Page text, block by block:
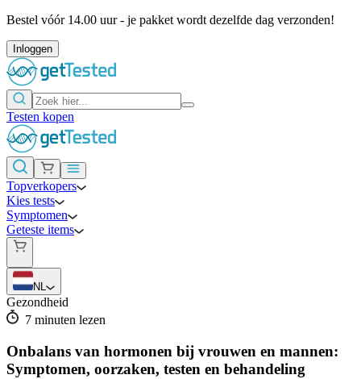
Bestel vóór 14.00 uur - je pakket wordt dezelfde dag verzonden!
Inloggen
Testen kopen
Topverkopers
Kies tests
Symptomen
Geteste items
NL
Gezondheid
7 minuten lezen
Onbalans van hormonen bij vrouwen en mannen:
Symptomen, oorzaken, testen en behandeling